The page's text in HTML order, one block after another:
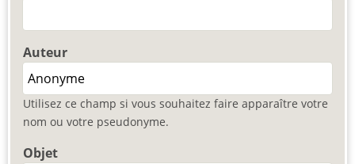
Auteur
Utilisez ce champ si vous souhaitez faire apparaître votre
nom ou votre pseudonyme.
Objet